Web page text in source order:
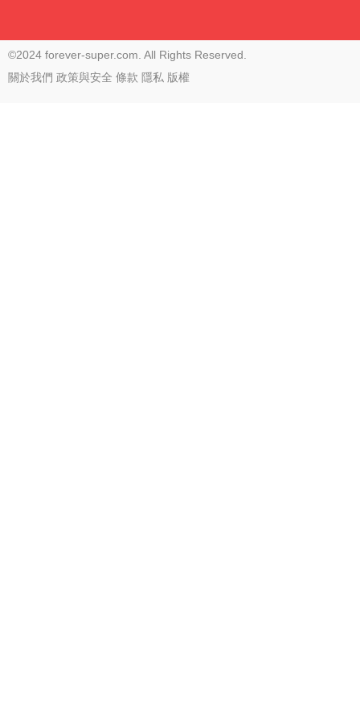
©2024 forever-super.com. All Rights Reserved.
關於我們 政策與安全 條款 隱私 版權